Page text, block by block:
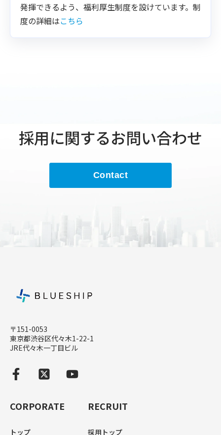
発揮できるよう、福利厚生制度を設けています。制
度の詳細はこちら
採用に関するお問い合わせ
Contact
〒151-0053
東京都渋谷区代々木1-22-1
JRE代々木一丁目ビル
CORPORATE
トップ
RECRUIT
採用トップ